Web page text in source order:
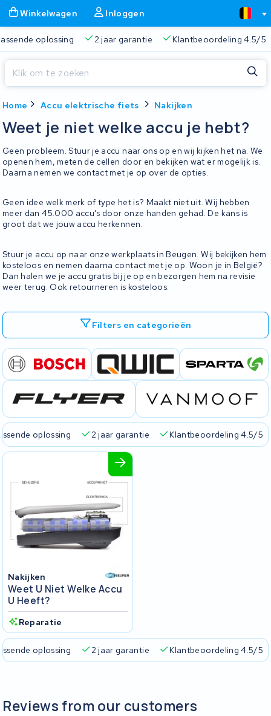
Winkelwagen Inloggen
oplossing 2 jaar garantie Klantbeoordeling 4.5/5
Home Accu elektrische fiets Nakijken
Weet je niet welke accu je hebt?
Geen probleem. Stuur je accu naar ons op en wij kijken het na. We
openen hem, meten de cellen door en bekijken wat er mogelijk is.
Daarna nemen we contact met je op over de opties.
Geen idee welk merk of type het is? Maakt niet uit. Wij hebben
meer dan 45.000 accu's door onze handen gehad. De kans is
groot dat we jouw accu herkennen.
Stuur je accu op naar onze werkplaats in Beugen. Wij bekijken hem
kosteloos en nemen daarna contact met je op. Woon je in België?
Dan halen we je accu gratis bij je op en bezorgen hem na revisie
weer terug. Ook retourneren is kosteloos.
Filters en categorieën
oplossing 2 jaar garantie Klantbeoordeling 4.5/5
Nakijken
Weet U Niet Welke Accu
U Heeft?
Reparatie
oplossing 2 jaar garantie Klantbeoordeling 4.5/5
Reviews from our customers
Je winkelwagen is leeg.
Gratis verzending Altijd een passende oplossing
Sluiten
Begin te typen in de zoekbalk om te zoeken